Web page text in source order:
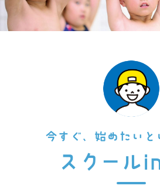
今すぐ、始めたいと
スクール